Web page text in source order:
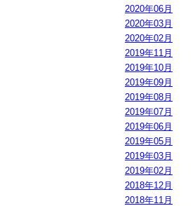
2020年06月
2020年03月
2020年02月
2019年11月
2019年10月
2019年09月
2019年08月
2019年07月
2019年06月
2019年05月
2019年03月
2019年02月
2018年12月
2018年11月